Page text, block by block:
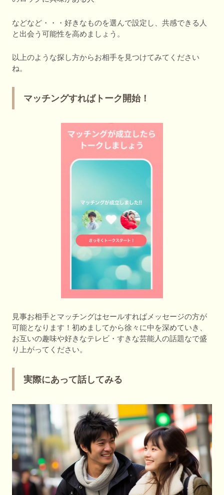
などなど・・・好きなものを選んで設定し、共感できる人
と出会う可能性を高めましょう。
以上のような探し方からお相手を見つけてみてください
ね。
マッチングすればトーク開始！
見事お相手とマッチングはセールすればメッセージの方が
可能となります！初めましてから徐々に中を深めていき、
お互いの趣味や好きなテレビ・すきな芸能人の話題なで盛
り上がってください。
実際にあって話してみる